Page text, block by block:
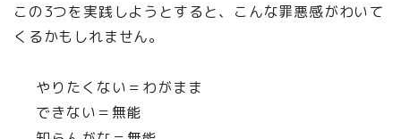
この3つを実践しようとすると、こんな罪悪感がわいて
くるかもしれません。
やりたくない＝わがまま
できない＝無能